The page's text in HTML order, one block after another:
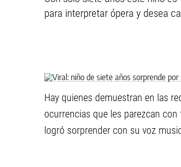
para interpretar ópera y desea
Hay quienes demuestran en las
ocurrencias que les parezcan con
logró sorprender con su voz